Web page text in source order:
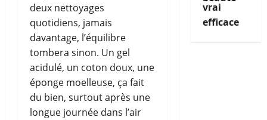
deux nettoyages
quotidiens, jamais
davantage, l’équilibre
tombera sinon. Un gel
acidulé, un coton doux, une
éponge moelleuse, ça fait
du bien, surtout après une
longue journée dans l’air
vrai
efficace